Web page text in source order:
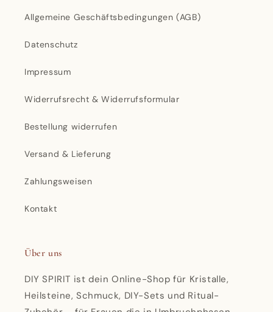
Allgemeine Geschäftsbedingungen (AGB)
Datenschutz
Impressum
Widerrufsrecht & Widerrufsformular
Bestellung widerrufen
Versand & Lieferung
Zahlungsweisen
Kontakt
Über uns
DIY SPIRIT ist dein Online-Shop für Kristalle,
Heilsteine, Schmuck, DIY-Sets und Ritual-